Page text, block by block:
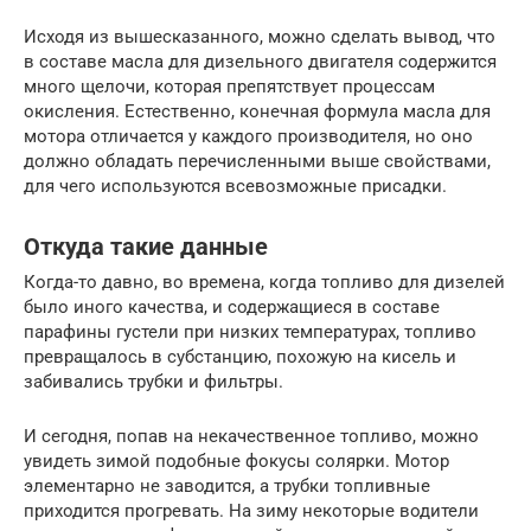
Исходя из вышесказанного, можно сделать вывод, что
в составе масла для дизельного двигателя содержится
много щелочи, которая препятствует процессам
окисления. Естественно, конечная формула масла для
мотора отличается у каждого производителя, но оно
должно обладать перечисленными выше свойствами,
для чего используются всевозможные присадки.
Откуда такие данные
Когда-то давно, во времена, когда топливо для дизелей
было иного качества, и содержащиеся в составе
парафины густели при низких температурах, топливо
превращалось в субстанцию, похожую на кисель и
забивались трубки и фильтры.
И сегодня, попав на некачественное топливо, можно
увидеть зимой подобные фокусы солярки. Мотор
элементарно не заводится, а трубки топливные
приходится прогревать. На зиму некоторые водители